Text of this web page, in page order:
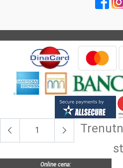
Online cena:
All Rights reserved |